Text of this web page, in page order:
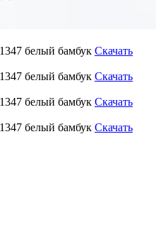
Скачать
Скачать
Скачать
Скачать